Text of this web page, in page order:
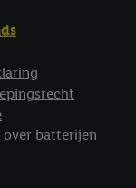
batterijen